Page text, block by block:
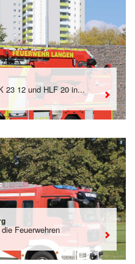
23 12 und HLF 20 in...
Feuerwehren